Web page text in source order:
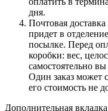
дня.
Почтовая доставка
придет в
посылке. Перед
коробки: вес,
самостоятельно
Один заказ может
его стоимость не
Дополнительная